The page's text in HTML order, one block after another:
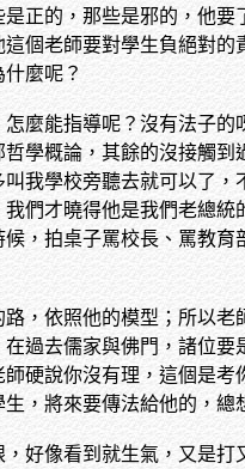
正的，那些是邪的，他
個老師要對學生負絕對
麼呢？
麼能指導呢？沒有法子
學概論，其餘的沒接觸
我學校旁聽去就可以了
們才曉得他是我們老總
，拍桌子罵校長、罵教
，依照他的模型；所以
過去儒家與佛門，諸位
硬說你沒有理，這個是
，將來要傳法給他的，
好像看到就生氣，又是